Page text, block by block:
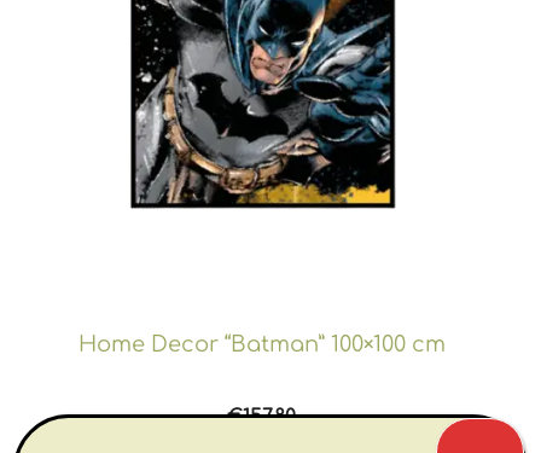
Home Decor “Batman” 100×100 cm
€157.80